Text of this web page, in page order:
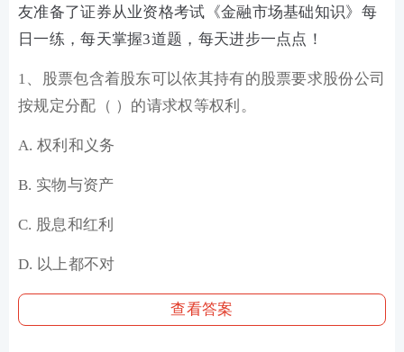
友准备了证券从业资格考试《金融市场基础知识》每
日一练，每天掌握3道题，每天进步一点点！
1、股票包含着股东可以依其持有的股票要求股份公司
按规定分配（ ）的请求权等权利。
A. 权利和义务
B. 实物与资产
C. 股息和红利
D. 以上都不对
查看答案